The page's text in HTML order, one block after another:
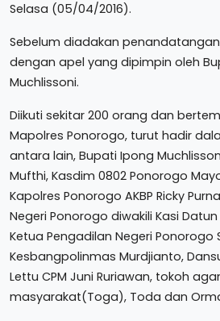
Selasa (05/04/2016).
Sebelum diadakan
dengan apel yang dipimpin oleh
Muchlissoni.
Diikuti sekitar 200 orang dan
Mapolres Ponorogo, turut hadir
antara lain, Bupati Ipong
Mufthi, Kasdim 0802 Ponorogo
Kapolres Ponorogo AKBP Ricky
Negeri Ponorogo diwakili Kasi
Ketua Pengadilan Negeri Ponorogo
Kesbangpolinmas Murdjianto,
Lettu CPM Juni Ruriawan, tokoh
masyarakat(Toga), Toda dan